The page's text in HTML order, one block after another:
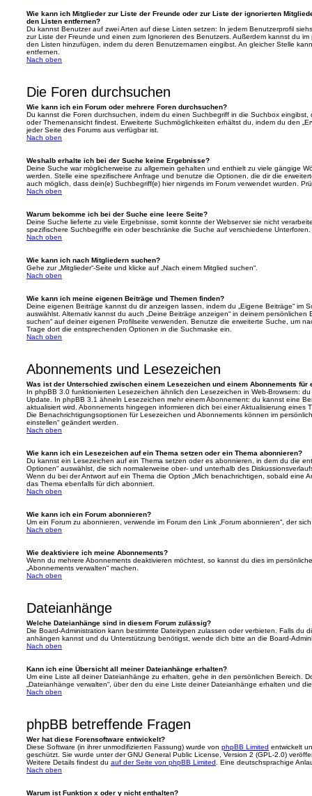
Wie kann ich Mitglieder zur Liste der Freunde oder zur Liste der ignorierten
den Listen entfernen?
Du kannst Benutzer auf zwei Arten auf diese Listen setzen: In jedem Benutzerprofil
zur Liste der Freunde und einen zum Ignorieren des Benutzers. Außerdem kannst du
den Listen hinzufügen, indem du deren Benutzernamen eingibst. An gleicher Stelle
entfernen.
Nach oben
Die Foren durchsuchen
Wie kann ich ein Forum oder mehrere Foren durchsuchen?
Du kannst die Foren durchsuchen, indem du einen Suchbegriff in die Suchbox eingibst,
oder Themenansicht findest. Erweiterte Suchmöglichkeiten erhältst du, indem du den
jeder Seite des Forums aus verfügbar ist.
Nach oben
Weshalb erhalte ich bei der Suche keine Ergebnisse?
Deine Suche war möglicherweise zu allgemein gehalten und enthielt zu viele gängige
werden. Stelle eine spezifischere Anfrage und benutze die Optionen, die dir die
auch möglich, dass dein(e) Suchbegriff(e) hier nirgends im Forum verwendet wurden.
Nach oben
Warum bekomme ich bei der Suche eine leere Seite?
Deine Suche lieferte zu viele Ergebnisse, somit konnte der Webserver sie nicht
spezifischere Suchbegriffe ein oder beschränke die Suche auf verschiedene Unterforen.
Nach oben
Wie kann ich nach Mitgliedern suchen?
Gehe zur „Mitglieder“-Seite und klicke auf „Nach einem Mitglied suchen“.
Nach oben
Wie kann ich meine eigenen Beiträge und Themen finden?
Deine eigenen Beiträge kannst du dir anzeigen lassen, indem du „Eigene Beiträge“ im
auswählst. Alternativ kannst du auch „Deine Beiträge anzeigen“ in deinem persönlichen
suchen“ auf deiner eigenen Profilseite verwenden. Benutze die erweiterte Suche, um
Trage dort die entsprechenden Optionen in die Suchmaske ein.
Nach oben
Abonnements und Lesezeichen
Was ist der Unterschied zwischen einem Lesezeichen und einem Abonnements für
In phpBB 3.0 funktionierten Lesezeichen ähnlich den Lesezeichen in Web-Browsern:
Update. In phpBB 3.1 ähneln Lesezeichen mehr einem Abonnement: du kannst eine
aktualisiert wird. Abonnements hingegen informieren dich bei einer Aktualisierung eines
Die Benachrichtigungsoptionen für Lesezeichen und Abonnements können im
einstellen“ geändert werden.
Nach oben
Wie kann ich ein Lesezeichen auf ein Thema setzen oder ein Thema abonnieren?
Du kannst ein Lesezeichen auf ein Thema setzen oder es abonnieren, in dem du die
Optionen“ auswählst, die sich normalerweise ober- und unterhalb des
Wenn du bei der Antwort auf ein Thema die Option „Mich benachrichtigen, sobald eine
das Thema ebenfalls für dich abonniert.
Nach oben
Wie kann ich ein Forum abonnieren?
Um ein Forum zu abonnieren, verwende im Forum den Link „Forum abonnieren“, der
Nach oben
Wie deaktiviere ich meine Abonnements?
Wenn du mehrere Abonnements deaktivieren möchtest, so kannst du dies im
„Abonnements verwalten“ machen.
Nach oben
Dateianhänge
Welche Dateianhänge sind in diesem Forum zulässig?
Die Board-Administration kann bestimmte Dateitypen zulassen oder verbieten. Falls du
anhängen kannst und du Unterstützung benötigst, wende dich bitte an die Board-
Nach oben
Kann ich eine Übersicht all meiner Dateianhänge erhalten?
Um eine Liste all deiner Dateianhänge zu erhalten, gehe in den persönlichen Bereich.
„Dateianhänge verwalten“, über den du eine Liste deiner Dateianhänge erhalten und
Nach oben
phpBB betreffende Fragen
Wer hat diese Forensoftware entwickelt?
Diese Software (in ihrer unmodifizierten Fassung) wurde von phpBB Limited entwickelt
geschützt. Sie wurde unter der GNU General Public License, Version 2 (GPL-2.0)
Weitere Details findest du auf der Seite von phpBB Limited . Eine deutschsprachige
Nach oben
Warum ist Funktion x oder y nicht enthalten?